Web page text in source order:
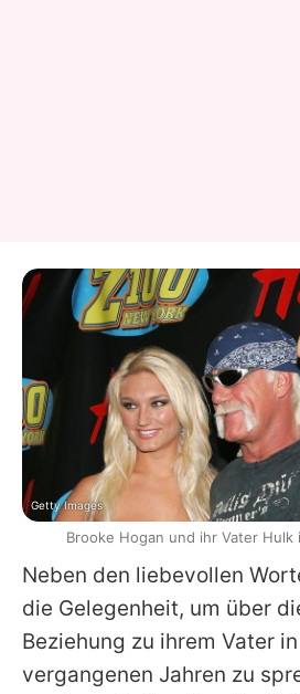
Neben den liebevollen
die Gelegenheit, um über
Beziehung zu ihrem Vater
vergangenen Jahren zu
Getty Images
Brooke Hogan und ihr Vater Hulk